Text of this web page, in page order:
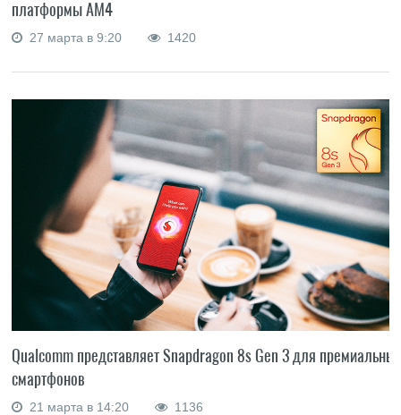
платформы AM4
27 марта в 9:20 1420
Qualcomm представляет Snapdragon 8s Gen 3 для
смартфонов
21 марта в 14:20 1136